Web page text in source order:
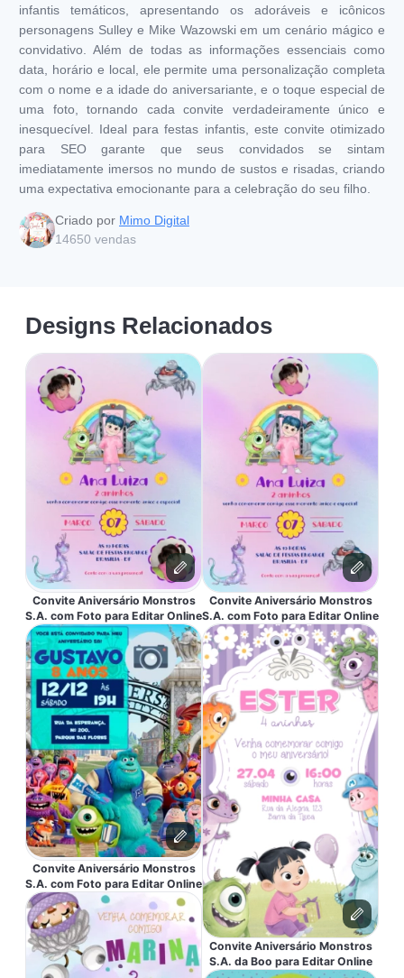
infantis temáticos, apresentando os adoráveis e icônicos
personagens Sulley e Mike Wazowski em um cenário mágico e
convidativo. Além de todas as informações essenciais como
data, horário e local, ele permite uma personalização completa
com o nome e a idade do aniversariante, e o toque especial de
uma foto, tornando cada convite verdadeiramente único e
inesquecível. Ideal para festas infantis, este convite otimizado
para SEO garante que seus convidados se sintam
imediatamente imersos no mundo de sustos e risadas, criando
uma expectativa emocionante para a celebração do seu filho.
Criado por Mimo Digital
14650 vendas
Designs Relacionados
Convite Aniversário Monstros
S.A. com Foto para Editar Online
Convite Aniversário Monstros
S.A. com Foto para Editar Online
Convite Aniversário Monstros
S.A. com Foto para Editar Online
Convite Aniversário Monstros
S.A. da Boo para Editar Online